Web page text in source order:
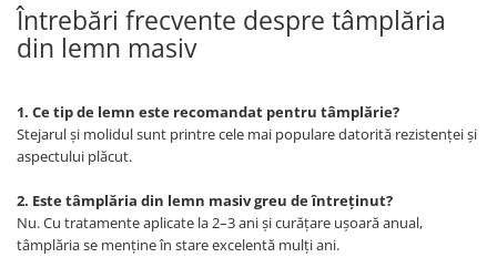
Întrebări frecvente despre tâmplăria
din lemn masiv
1. Ce tip de lemn este recomandat pentru tâmplărie?
Stejarul și molidul sunt printre cele mai populare datorită rezistenței și
aspectului plăcut.
2. Este tâmplăria din lemn masiv greu de întreținut?
Nu. Cu tratamente aplicate la 2–3 ani și curățare ușoară anual,
tâmplăria se menține în stare excelentă mulți ani.